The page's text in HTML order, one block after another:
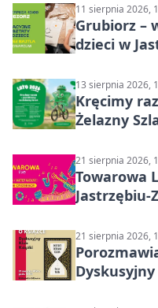
11 sierpnia 2026,
Grubiorz –
dzieci w
13 sierpnia 2026,
Kręcimy
Żelazny
21 sierpnia 2026,
Towarowa
Jastrzębiu-
21 sierpnia 2026,